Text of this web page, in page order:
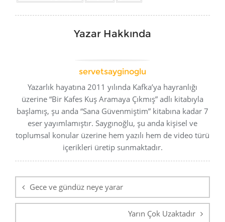
Yazar Hakkında
servetsayginoglu
Yazarlık hayatına 2011 yılında Kafka’ya hayranlığı
üzerine “Bir Kafes Kuş Aramaya Çıkmış” adlı kitabıyla
başlamış, şu anda “Sana Güvenmiştim” kitabına kadar 7
eser yayımlamıştır. Saygınoğlu, şu anda kişisel ve
toplumsal konular üzerine hem yazılı hem de video türü
içerikleri üretip sunmaktadır.
gezinmesi
Gece ve gündüz neye yarar
Yarın Çok Uzaktadır